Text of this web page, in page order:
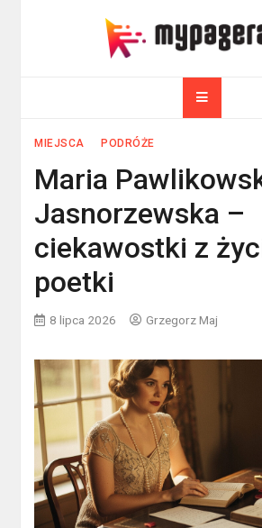
MIEJSCA PODRÓŻE
Maria
Jasnorzewska –
ciekawostki z
poetki
8 lipca 2026 Grzegorz Maj